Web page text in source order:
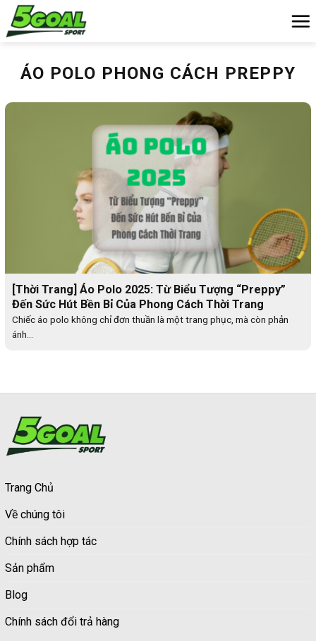
Chuyển
đến
ÁO POLO PHONG CÁCH PREPPY
[Thời Trang] Áo Polo 2025: Từ Biểu Tượng “Preppy”
Đến Sức Hút Bền Bỉ Của Phong Cách Thời Trang
Chiếc áo polo không chỉ đơn thuần là một trang phục, mà còn phản
ánh...
Trang Chủ
Về chúng tôi
Chính sách hợp tác
Sản phẩm
Blog
Chính sách đổi trả hàng